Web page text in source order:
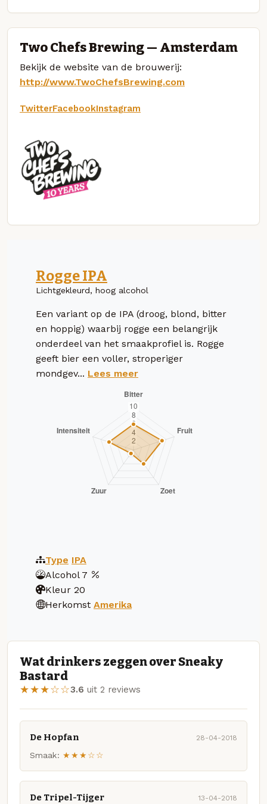
Two Chefs Brewing — Amsterdam
Bekijk de website van de brouwerij:
http://www.TwoChefsBrewing.com
TwitterFacebookInstagram
Rogge IPA
Lichtgekleurd, hoog alcohol
Een variant op de IPA (droog, blond, bitter
en hoppig) waarbij rogge een belangrijk
onderdeel van het smaakprofiel is. Rogge
geeft bier een voller, stroperiger
mondgev... Lees meer
Type IPA
Alcohol 7
Kleur 20
Herkomst Amerika
Wat drinkers zeggen over Sneaky
Bastard
★★★☆☆3.6 uit 2 reviews
De Hopfan 28-04-2018
Smaak: ★★★☆☆
De Tripel-Tijger 13-04-2018